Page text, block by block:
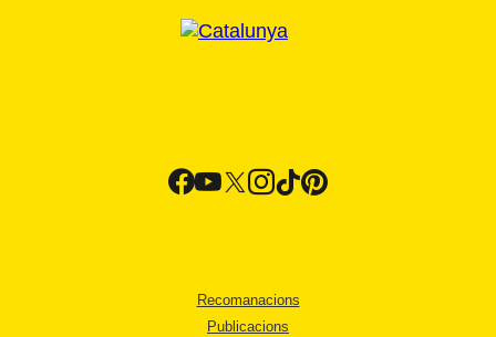
Recomanacions
Publicacions